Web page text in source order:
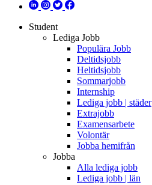
Student
Lediga Jobb
Populära Jobb
Deltidsjobb
Heltidsjobb
Sommarjobb
Internship
Lediga jobb | städer
Extrajobb
Examensarbete
Volontär
Jobba hemifrån
Jobba
Alla lediga jobb
Lediga jobb | län